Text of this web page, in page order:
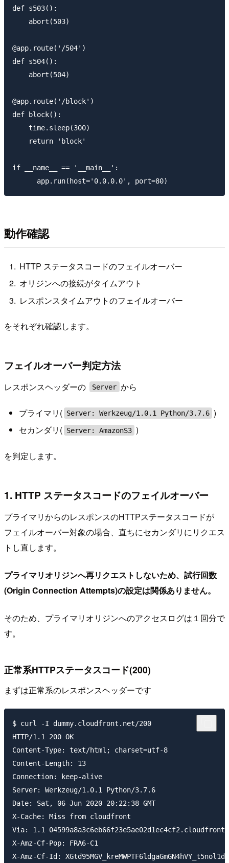
def s503():
    abort(503)
@app.route('/504')
def s504():
    abort(504)
@app.route('/block')
def block():
    time.sleep(300)
    return 'block'
if __name__ == '__main__':
動作確認
HTTP ステータスコードのフェイルオーバー
オリジンへの接続がタイムアウト
レスポンスタイムアウトのフェイルオーバー
をそれぞれ確認します。
フェイルオーバー判定方法
レスポンスヘッダーの Server から
プライマリ( Server: Werkzeug/1.0.1 Python/3.7.6 )
セカンダリ( Server: AmazonS3 )
を判定します。
1. HTTP ステータスコードのフェイルオーバー
プライマリからのレスポンスのHTTPステータスコードが
フェイルオーバー対象の場合、直ちにセカンダリにリクエス
トし直します。
プライマリオリジンへ再リクエストしないため、試行回数
(Origin Connection Attempts)の設定は関係ありません。
そのため、プライマリオリジンへのアクセスログは１回分で
す。
正常系HTTPステータスコード(200)
まずは正常系のレスポンスヘッダーです
$ curl -I dummy.cloudfront.net/200
HTTP/1.1 200 OK
Content-Type: text/html; charset=utf-8
Content-Length: 13
Connection: keep-alive
Server: Werkzeug/1.0.1 Python/3.7.6
Date: Sat, 06 Jun 2020 20:22:38 GMT
X-Cache: Miss from cloudfront
Via: 1.1
X-Amz-Cf-Pop: FRA6-C1
X-Amz-Cf-Id: